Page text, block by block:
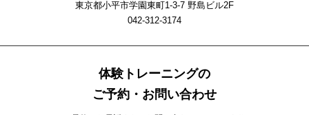
東京都小平市学園東町1-3-7 野島ビル2F
042-312-3174
体験トレーニングの
ご予約・お問い合わせ